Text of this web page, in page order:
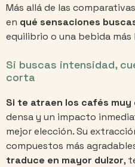
Más allá de las
en qué sensaciones
equilibrio o una bebida más
Si buscas intensidad,
corta
Si te atraen los cafés muy
densa y un impacto
mejor elección. Su
compuestos más
traduce en mayor dulzor,